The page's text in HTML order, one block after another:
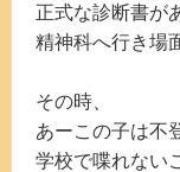
正式な診断書が
精神科へ行き場
その時、
あーこの子は不
学校で喋れない